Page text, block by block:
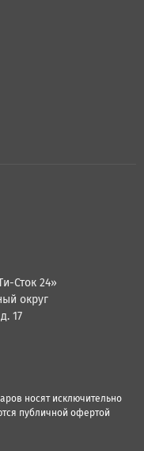
Сток 24»
округ
17
носят исключительно
публичной офертой